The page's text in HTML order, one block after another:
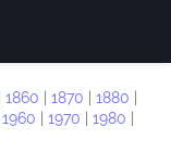
1860 1870 1880
1960 1970 1980